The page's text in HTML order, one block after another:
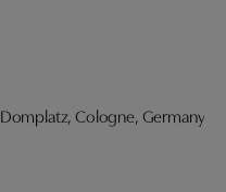
Domplatz, Cologne, Germany